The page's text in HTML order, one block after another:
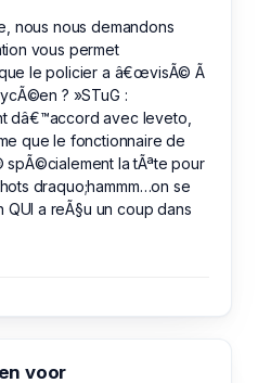
nous nous demandons
vous permet
le policier a â€œvisÃ© Ã
? »STuG :
dâ€™accord avec leveto,
que le fonctionnaire de
spÃ©cialement la tÃªte pour
draquo;hammm…on se
QUI a reÃ§u un coup dans
voor